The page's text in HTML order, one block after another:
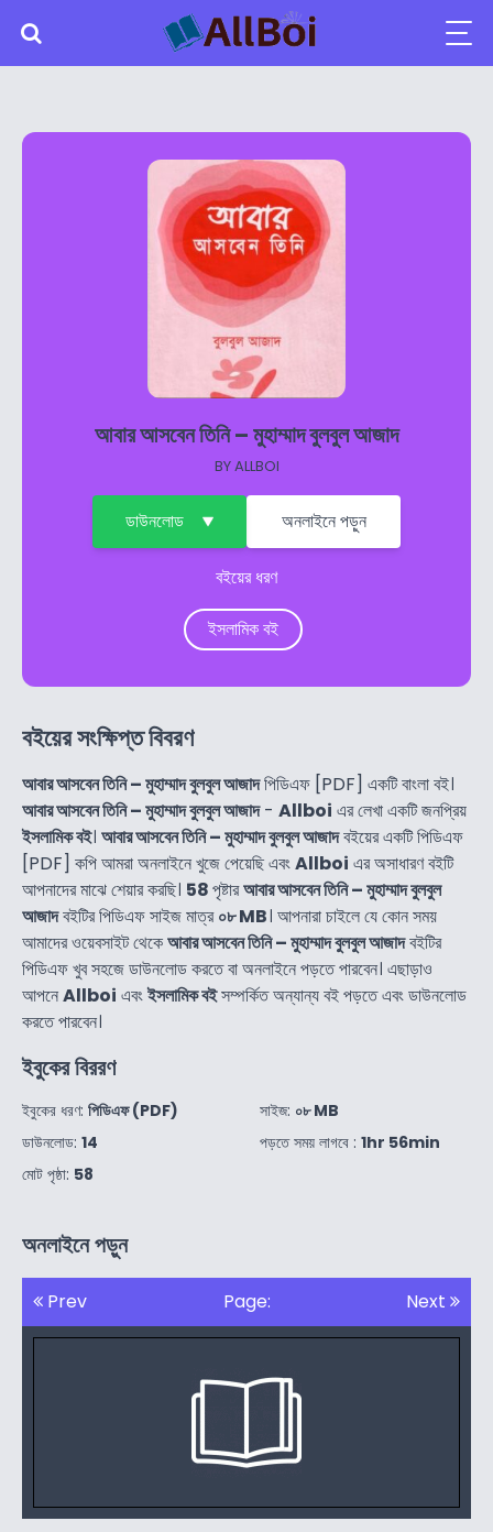
আবার আসবেন তিনি – মুহাম্মাদ বুলবুল আজাদ
BYALLBOI
ডাউনলোড অনলাইনে পড়ুন
বইয়ের ধরণ
ইসলামিক বই
বইয়ের সংক্ষিপ্ত বিবরণ
আবার আসবেন তিনি – মুহাম্মাদ বুলবুল আজাদপিডিএফ [PDF] একটি বাংলা বই।
আবার আসবেন তিনি – মুহাম্মাদ বুলবুল আজাদ- Allboi এর লেখা একটি জনপ্রিয়
ইসলামিক বই। আবার আসবেন তিনি – মুহাম্মাদ বুলবুল আজাদবইয়ের একটি পিডিএফ
[PDF] কপি আমরা অনলাইনে খুজে পেয়েছি এবংAllboi এর অসাধারণ বইটি
আপনাদের মাঝে শেয়ার করছি। 58পৃষ্টারআবার আসবেন তিনি – মুহাম্মাদ বুলবুল
আজাদবইটির পিডিএফ সাইজ মাত্র০৮ MB। আপনারা চাইলে যে কোন সময়
আমাদের ওয়েবসাইট থেকেআবার আসবেন তিনি – মুহাম্মাদ বুলবুল আজাদবইটির
পিডিএফ খুব সহজে ডাউনলোড করতে বা অনলাইনে পড়তে পারবেন। এছাড়াও
আপনেAllboi এবংইসলামিক বইসম্পর্কিত অন্যান্য বই পড়তে এবং ডাউনলোড
করতে পারবেন।
ইবুকের বিররণ
ইবুকের ধরণ: পিডিএফ (PDF)
ডাউনলোড: 14
মোট পৃষ্ঠা: 58
সাইজ: ০৮ MB
পড়তে সময় লাগবে : 1hr 56min
অনলাইনে পড়ুন
Prev Page: Next